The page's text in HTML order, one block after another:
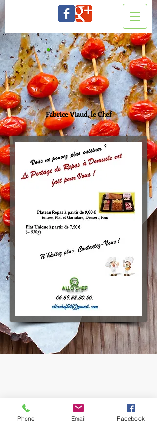
Fabrice Viaud, le Chef
Phone Email Facebook